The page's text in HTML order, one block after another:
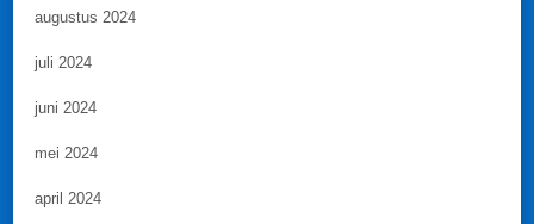
augustus 2024
juli 2024
juni 2024
mei 2024
april 2024